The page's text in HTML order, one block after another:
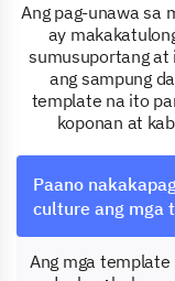
Ang pag-unawa sa
ay
sumusuportang at
ang sampung
template na ito
koponan at
Paano
culture ang mga
Ang mga